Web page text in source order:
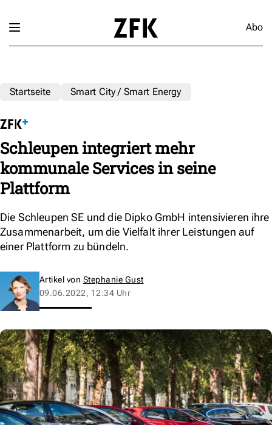
Abo
Startseite Smart City / Smart Energy
Schleupen integriert mehr
kommunale Services in seine
Plattform
Die Schleupen SE und die Dipko GmbH intensivieren ihre
Zusammenarbeit, um die Vielfalt ihrer Leistungen auf
einer Plattform zu bündeln.
Artikel von Stephanie Gust
09.06.2022, 12:34 Uhr